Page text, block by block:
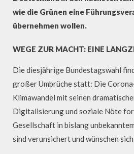
wie die Grünen eine
übernehmen wollen.
WEGE ZUR MACHT: EINE
Die diesjährige Bundestagswahl
großer Umbrüche statt: Die
Klimawandel mit seinen
Digitalisierung und soziale Nöte
Gesellschaft in bislang
sind verunsichert und wünschen